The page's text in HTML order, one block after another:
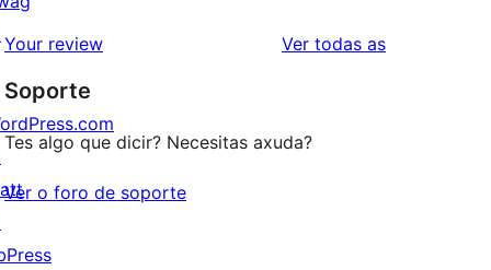
2
de
1
estrelas
Your review Ver todas asvaloracións
Soporte
Tes algo que dicir? Necesitas axuda?
Ver o foro de soporte